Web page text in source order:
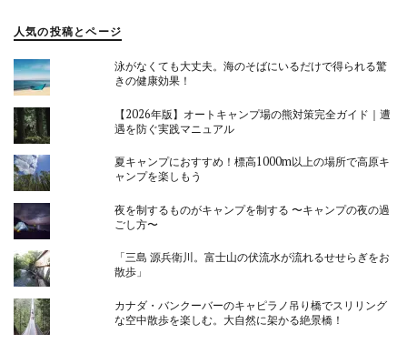
人気の投稿とページ
泳がなくても大丈夫。海のそばにいるだけで得られる驚
きの健康効果！
【2026年版】オートキャンプ場の熊対策完全ガイド｜遭
遇を防ぐ実践マニュアル
夏キャンプにおすすめ！標高1000m以上の場所で高原キ
ャンプを楽しもう
夜を制するものがキャンプを制する 〜キャンプの夜の過
ごし方〜
「三島 源兵衛川。富士山の伏流水が流れるせせらぎをお
散歩」
カナダ・バンクーバーのキャピラノ吊り橋でスリリング
な空中散歩を楽しむ。大自然に架かる絶景橋！